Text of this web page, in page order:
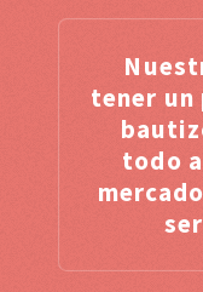
tener un
todo